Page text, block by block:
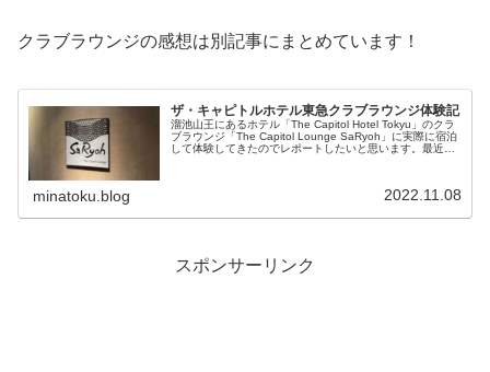
クラブラウンジの感想は別記事にまとめています！
ザ・キャピトルホテル東急クラブラウンジ体験記
溜池山王にあるホテル「The Capitol Hotel Tokyu」のクラ
ブラウンジ「The Capitol Lounge SaRyoh」に実際に宿泊
して体験してきたのでレポートしたいと思います。最近い
minatoku.blog 2022.11.08
スポンサーリンク